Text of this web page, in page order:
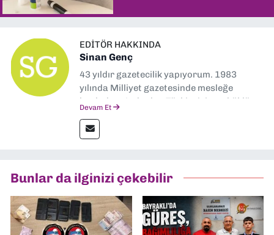
EDITÖR HAKKINDA
Sinan Genç
43 yıldır gazetecilik yapıyorum. 1983
yılında Milliyet gazetesinde mesleğe
başladım. Ardından Türkiye’nin en köklü
muhabir, editör, müdür yardımcısı ve spor
müdürü olarak görev yaptım. Ayrıca Yeni
Gazetesi'nde editörlük yapıyorum
Devam Et
Bunlar da ilginizi çekebilir